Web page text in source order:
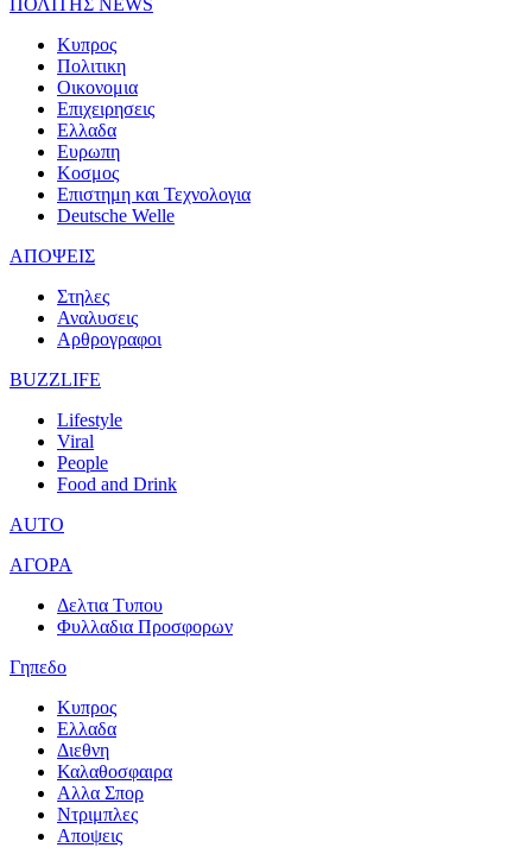
ΠΟΛΙΤΗΣ NEWS
Κυπρος
Πολιτικη
Οικονομια
Επιχειρησεις
Ελλαδα
Ευρωπη
Κοσμος
Επιστημη και Τεχνολογια
Deutsche Welle
ΑΠΟΨΕΙΣ
Στηλες
Αναλυσεις
Αρθρογραφοι
BUZZLIFE
Lifestyle
Viral
People
Food and Drink
AUTO
ΑΓΟΡΑ
Δελτια Τυπου
Φυλλαδια Προσφορων
Γηπεδο
Κυπρος
Ελλαδα
Διεθνη
Καλαθοσφαιρα
Αλλα Σπορ
Ντριμπλες
Αποψεις